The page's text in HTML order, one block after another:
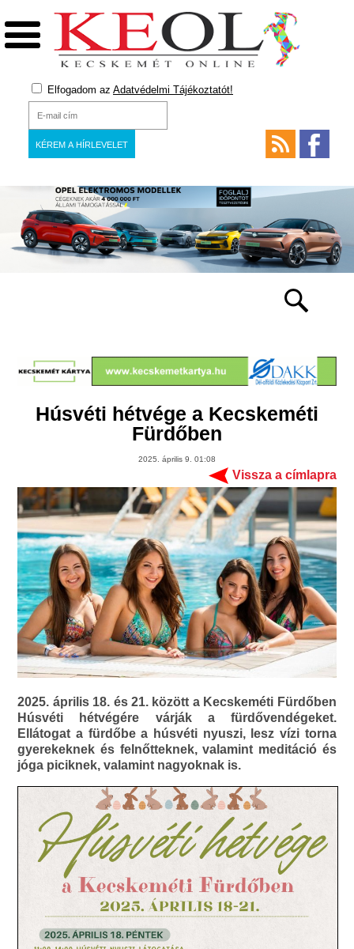
Elfogadom az Adatvédelmi Tájékoztatót!
Húsvéti hétvége a Kecskeméti
Fürdőben
2025. április 9. 01:08
Vissza a címlapra
2025. április 18. és 21. között a Kecskeméti Fürdőben
Húsvéti hétvégére várják a fürdővendégeket.
Ellátogat a fürdőbe a húsvéti nyuszi, lesz vízi torna
gyerekeknek és felnőtteknek, valamint meditáció és
jóga piciknek, valamint nagyoknak is.